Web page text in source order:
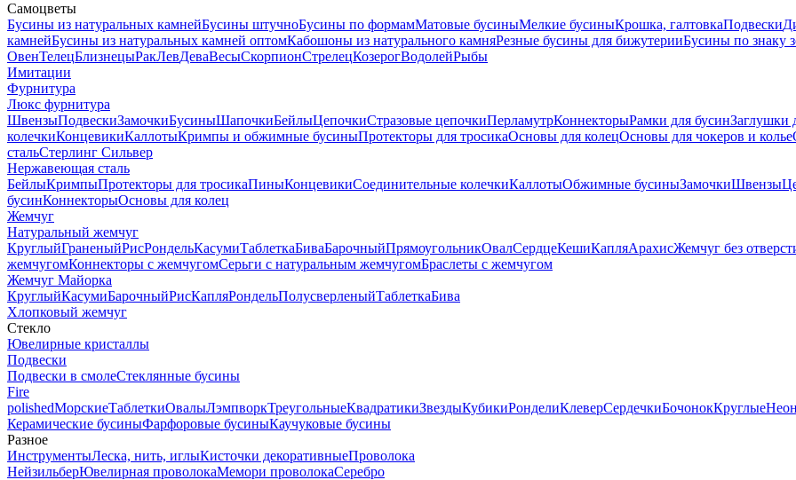
Самоцветы
Бусины из натуральных камнейБусины штучноБусины по формамМатовые бусиныМелкие бусиныКрошка, галтовкаПодвески
камнейБусины из натуральных камней оптомКабошоны из натурального камняРезные бусины для бижутерииБусины по знаку
ОвенТелецБлизнецыРакЛевДеваВесыСкорпионСтрелецКозерогВодолейРыбы
Имитации
Фурнитура
Люкс фурнитура
ШвензыПодвескиЗамочкиБусиныШапочкиБейлыЦепочкиСтразовые цепочкиПерламутрКоннекторыРамки для бусинЗаглушки
колечкиКонцевикиКаллотыКримпы и обжимные бусиныПротекторы для тросикаОсновы для колецОсновы для чокеров и колье
стальСтерлинг Сильвер
Нержавеющая сталь
БейлыКримпыПротекторы для тросикаПиныКонцевикиСоединительные колечкиКаллотыОбжимные бусиныЗамочкиШвензы
бусинКоннекторыОсновы для колец
Жемчуг
Натуральный жемчуг
КруглыйГраненыйРисРондельКасумиТаблеткаБиваБарочныйПрямоугольникОвалСердцеКешиКапляАрахисЖемчуг без
жемчугомКоннекторы с жемчугомСерьги с натуральным жемчугомБраслеты с жемчугом
Жемчуг Майорка
КруглыйКасумиБарочныйРисКапляРондельПолусверленыйТаблеткаБива
Хлопковый жемчуг
Стекло
Ювелирные кристаллы
Подвески
Подвески в смолеСтеклянные бусины
Fire
polishedМорскиеТаблеткиОвалыЛэмпворкТреугольныеКвадратикиЗвездыКубикиРонделиКлеверСердечкиБочонокКруглые
Керамические бусиныФарфоровые бусиныКаучуковые бусины
Разное
ИнструментыЛеска, нить, иглыКисточки декоративныеПроволока
НейзильберЮвелирная проволокаМемори проволокаСеребро